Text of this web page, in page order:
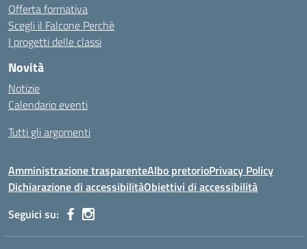
Offerta formativa
Scegli il Falcone Perchè
I progetti delle classi
Novità
Notizie
Calendario eventi
Tutti gli argomenti
Amministrazione trasparenteAlbo pretorioPrivacy Policy
Dichiarazione di accessibilitàObiettivi di accessibilità
Seguici su: